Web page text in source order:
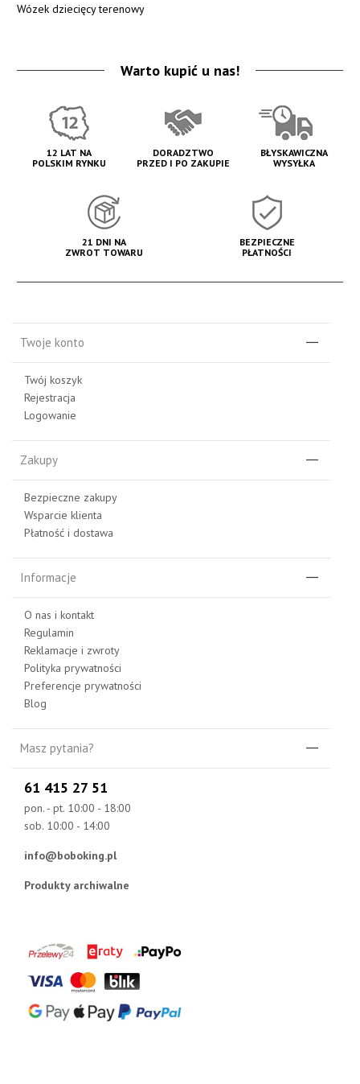
Wózek dziecięcy terenowy
Warto kupić u nas!
12 LAT NA
POLSKIM RYNKU
DORADZTWO
PRZED I PO ZAKUPIE
BŁYSKAWICZNA
WYSYŁKA
21 DNI NA
ZWROT TOWARU
BEZPIECZNE
PŁATNOŚCI
Twoje konto
Twój koszyk
Rejestracja
Logowanie
Zakupy
Bezpieczne zakupy
Wsparcie klienta
Płatność i dostawa
Informacje
O nas i kontakt
Regulamin
Reklamacje i zwroty
Polityka prywatności
Preferencje prywatności
Blog
Masz pytania?
61 415 27 51
pon. - pt. 10:00 - 18:00
sob. 10:00 - 14:00
info@boboking.pl
Produkty archiwalne